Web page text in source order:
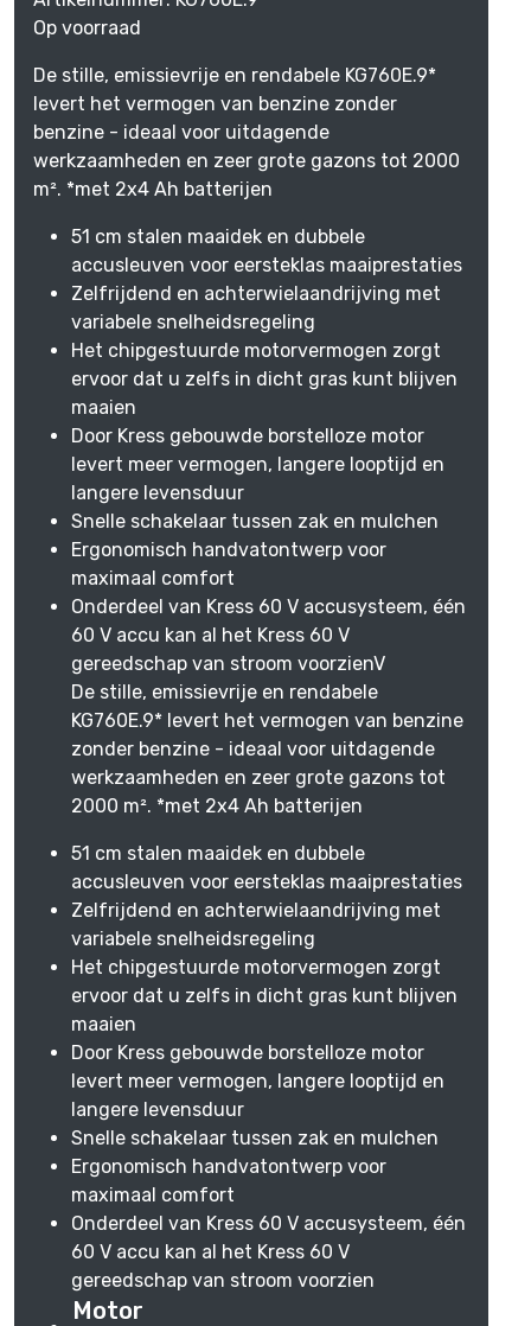
Op voorraad
De stille, emissievrije en rendabele KG760E.9*
levert het vermogen van benzine zonder
benzine - ideaal voor uitdagende
werkzaamheden en zeer grote gazons tot 2000
m². *met 2x4 Ah batterijen
51 cm stalen maaidek en dubbele
accusleuven voor eersteklas maaiprestaties
Zelfrijdend en achterwielaandrijving met
variabele snelheidsregeling
Het chipgestuurde motorvermogen zorgt
ervoor dat u zelfs in dicht gras kunt blijven
maaien
Door Kress gebouwde borstelloze motor
levert meer vermogen, langere looptijd en
langere levensduur
Snelle schakelaar tussen zak en mulchen
Ergonomisch handvatontwerp voor
maximaal comfort
Onderdeel van Kress 60 V accusysteem, één
60 V accu kan al het Kress 60 V
gereedschap van stroom voorzienV
De stille, emissievrije en rendabele
KG760E.9* levert het vermogen van benzine
zonder benzine - ideaal voor uitdagende
werkzaamheden en zeer grote gazons tot
2000 m². *met 2x4 Ah batterijen
51 cm stalen maaidek en dubbele
accusleuven voor eersteklas maaiprestaties
Zelfrijdend en achterwielaandrijving met
variabele snelheidsregeling
Het chipgestuurde motorvermogen zorgt
ervoor dat u zelfs in dicht gras kunt blijven
maaien
Door Kress gebouwde borstelloze motor
levert meer vermogen, langere looptijd en
langere levensduur
Snelle schakelaar tussen zak en mulchen
Ergonomisch handvatontwerp voor
maximaal comfort
Onderdeel van Kress 60 V accusysteem, één
60 V accu kan al het Kress 60 V
gereedschap van stroom voorzien
Motor